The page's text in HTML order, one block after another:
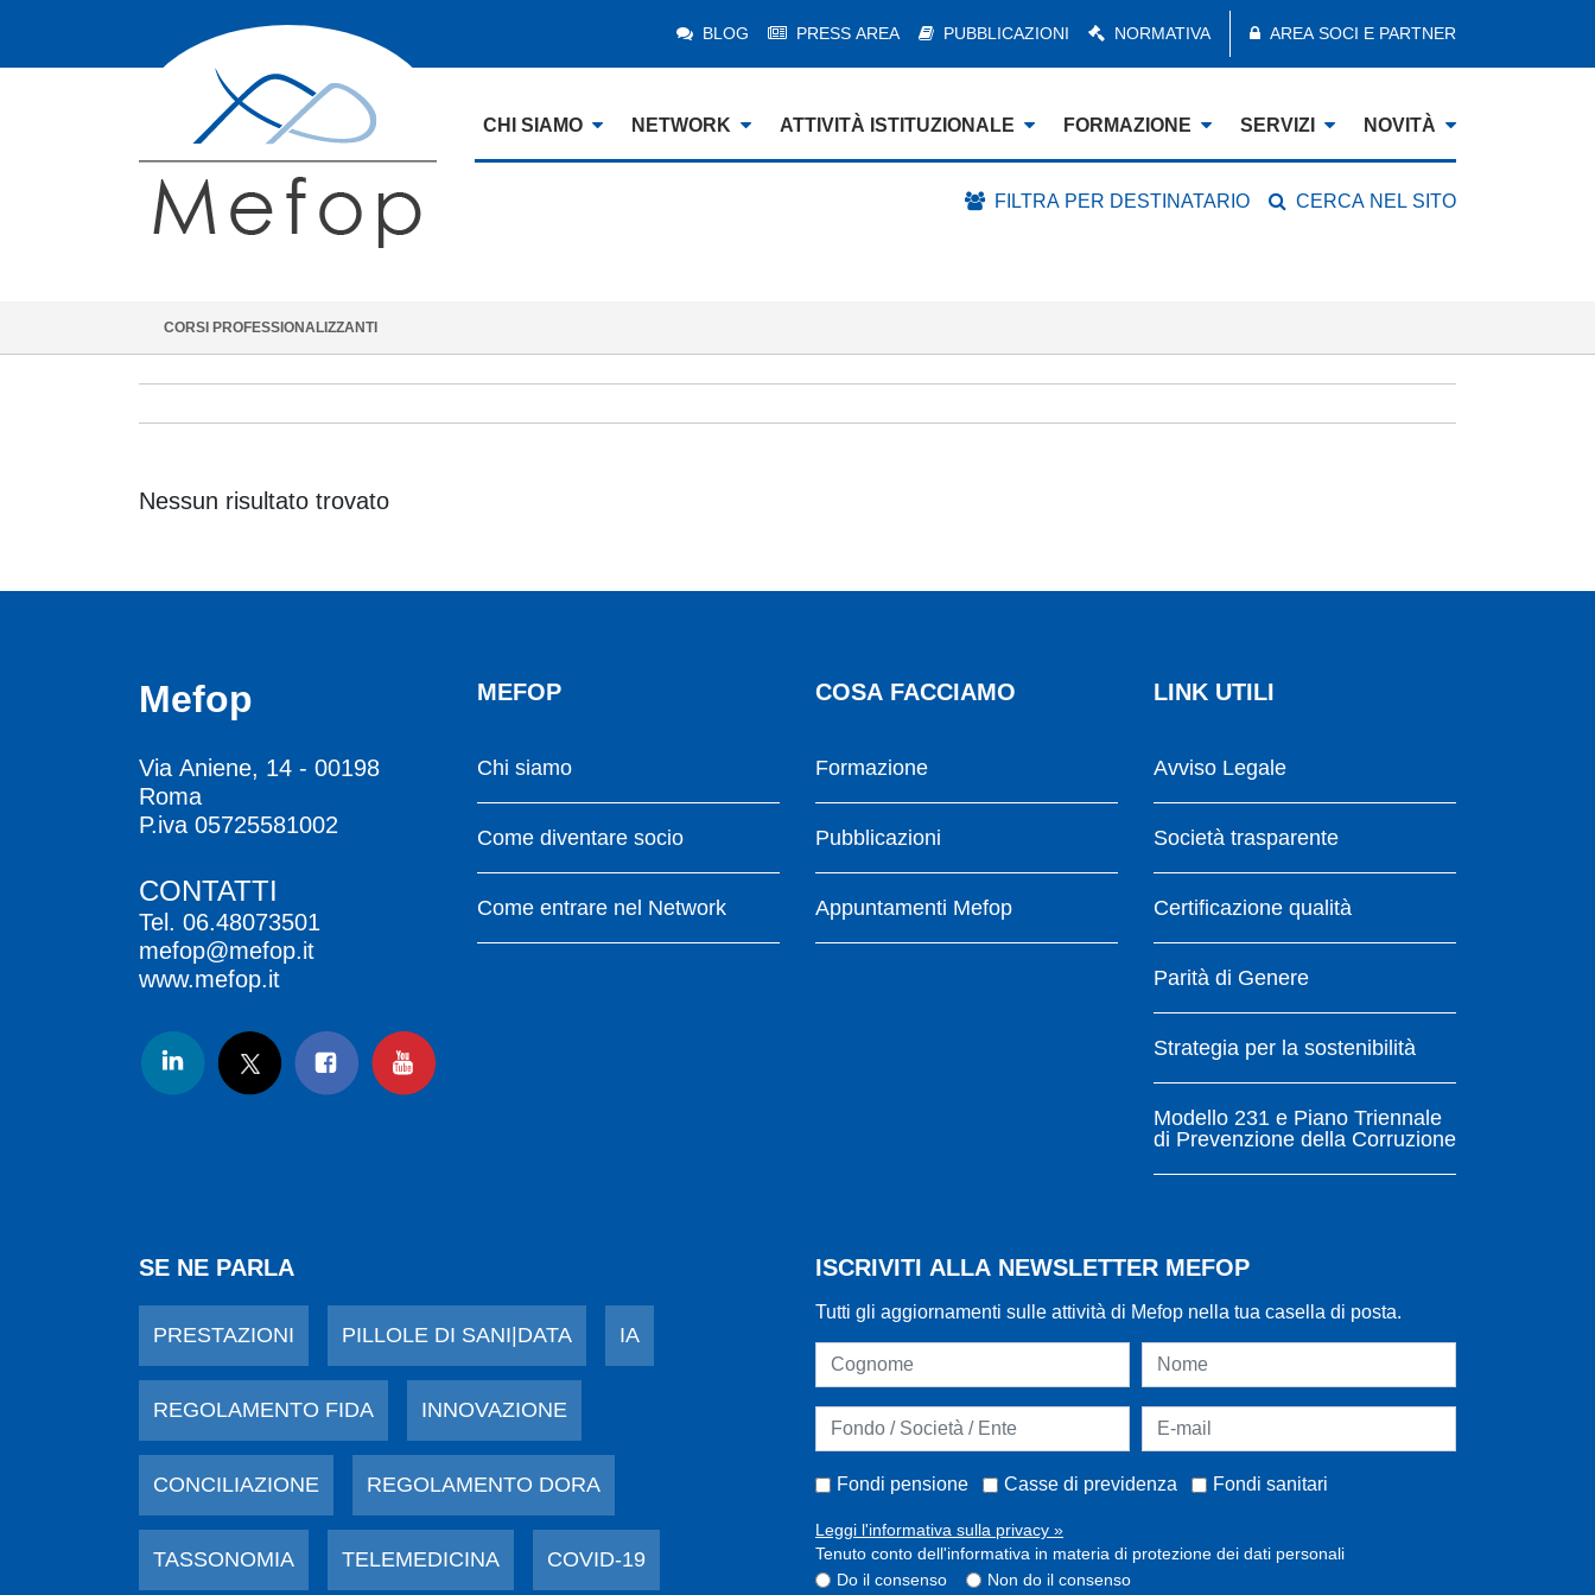
BLOG PRESS AREA PUBBLICAZIONI NORMATIVA AREA SOCI E PARTNER
CHI SIAMO NETWORK ATTIVITÀ ISTITUZIONALE FORMAZIONE SERVIZI NOVITÀ
FILTRA PER DESTINATARIO CERCA NEL SITO
CORSI PROFESSIONALIZZANTI
Nessun risultato trovato
Mefop
Via Aniene, 14 - 00198
Roma
P.iva 05725581002
CONTATTI
Tel. 06.48073501
mefop@mefop.it
www.mefop.it
MEFOP
Chi siamo
Come diventare socio
Come entrare nel Network
COSA FACCIAMO
Formazione
Pubblicazioni
Appuntamenti Mefop
LINK UTILI
Avviso Legale
Società trasparente
Certificazione qualità
Parità di Genere
Strategia per la sostenibilità
Modello 231 e Piano Triennale
di Prevenzione della Corruzione
SE NE PARLA
PRESTAZIONI PILLOLE DI SANI|DATA IA
REGOLAMENTO FIDA INNOVAZIONE
CONCILIAZIONE REGOLAMENTO DORA
TASSONOMIA TELEMEDICINA COVID-19
ISCRIVITI ALLA NEWSLETTER MEFOP
Tutti gli aggiornamenti sulle attività di Mefop nella tua casella di posta.
Fondi pensione Casse di previdenza Fondi sanitari
Leggi l'informativa sulla privacy »
Tenuto conto dell'informativa in materia di protezione dei dati personali
Do il consenso
Non do il consenso